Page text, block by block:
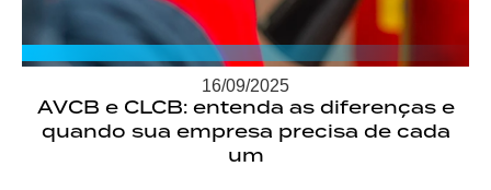
16/09/2025
AVCB e CLCB: entenda as diferenças e
quando sua empresa precisa de cada
um